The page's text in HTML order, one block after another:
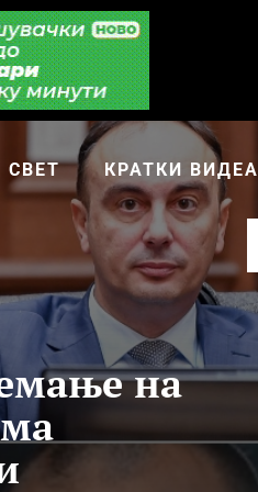
СВЕТ КРАТКИ ВИДЕА
на